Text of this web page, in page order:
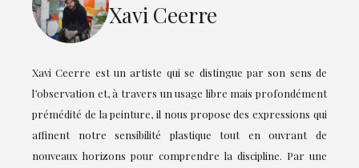
Xavi Ceerre
Xavi Ceerre est un artiste qui se distingue par son sens de
l’observation et, à travers un usage libre mais profondément
prémédité de la peinture, il nous propose des expressions qui
affinent notre sensibilité plastique tout en ouvrant de
nouveaux horizons pour comprendre la discipline. Par une